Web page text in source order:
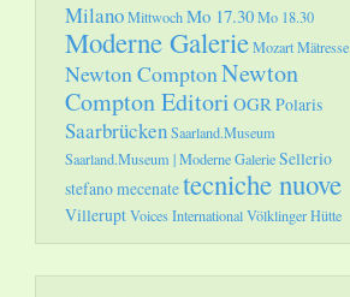
MilanoMittwochMo 17.30Mo 18.30
Moderne GalerieMozartMätresse
Newton ComptonNewton
Compton Editori OGRPolaris
SaarbrückenSaarland.Museum
Saarland.Museum | Moderne GalerieSellerio
stefano mecenatetecniche nuove
VilleruptVoices InternationalVölklinger Hütte